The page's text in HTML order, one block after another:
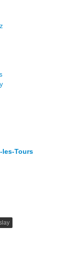
les-Tours